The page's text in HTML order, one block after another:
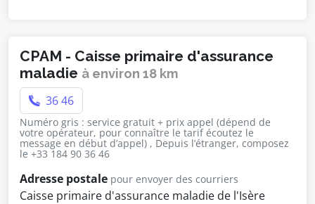
CPAM - Caisse primaire d'assurance
maladie à environ 18 km
36 46
Numéro gris : service gratuit + prix appel (dépend de
votre opérateur, pour connaître le tarif écoutez le
message en début d’appel) , Depuis l’étranger, composez
le +33 184 90 36 46
Adresse postale pour envoyer des courriers
Caisse primaire d'assurance maladie de l'Isère